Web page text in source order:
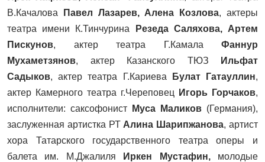
В.Качалова
Павел Лазарев, Алена Козлова, актеры
театра имени К.Тинчурина
Резеда Саляхова, Артем
Пискунов, актер театра Г.Камала Фаннур
Мухаметзянов, актер Казанского ТЮЗ
Ильфат
Садыков, актер театра Г.Кариева Булат Гатауллин,
актер Камерного театра г.Череповец
Игорь Горчаков,
исполнители: саксофонист
Муса Маликов (Германия),
заслуженная артистка РТ Алина Шарипжанова, артист
хора Татарского государственного театра оперы и
балета им. М.Джалиля
Иркен Мустафин, молодые